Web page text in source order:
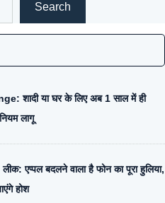
Search
शादी या घर के लिए अब 1 साल में ही
लागू
एप्पल बदलने वाला है फोन का पूरा हुलिया,
होश